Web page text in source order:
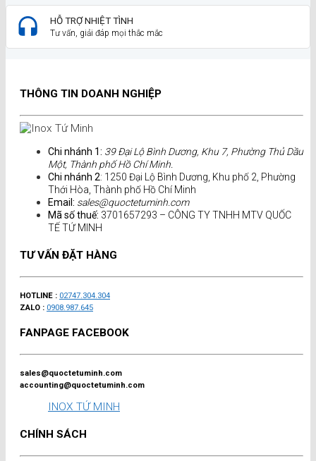
HỖ TRỢ NHIỆT TÌNH
Tư vấn, giải đáp mọi thắc mắc
THÔNG TIN DOANH NGHIỆP
Chi nhánh 1: 39 Đại Lộ Bình Dương, Khu 7, Phường Thủ Dầu
Một, Thành phố Hồ Chí Minh.
Chi nhánh 2: 1250 Đại Lộ Bình Dương, Khu phố 2, Phường
Thới Hòa, Thành phố Hồ Chí Minh
Email: sales@quoctetuminh.com
Mã số thuế: 3701657293 – CÔNG TY TNHH MTV QUỐC
TẾ TỨ MINH
TƯ VẤN ĐẶT HÀNG
HOTLINE : 02747.304.304
ZALO : 0908.987.645
FANPAGE FACEBOOK
sales@quoctetuminh.com
accounting@quoctetuminh.com
INOX TỨ MINH
CHÍNH SÁCH